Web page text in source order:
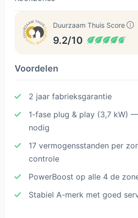
Duurzaam Thuis Score
9.2/10
Voordelen
2 jaar fabrieksgarantie
1-fase plug & play (3,7 kW)
nodig
17 vermogensstanden per
controle
PowerBoost op alle 4 de
Stabiel A-merk met goed